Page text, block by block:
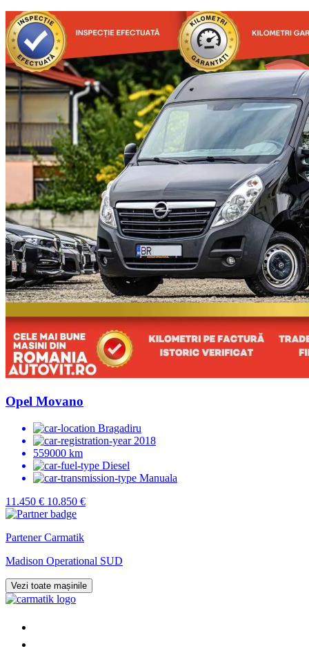
Opel Movano
Bragadiru
2018
559000 km
Diesel
Manuala
11.450 € 10.850 €
Partener Carmatik
Madison Operational SUD
Vezi toate mașinile